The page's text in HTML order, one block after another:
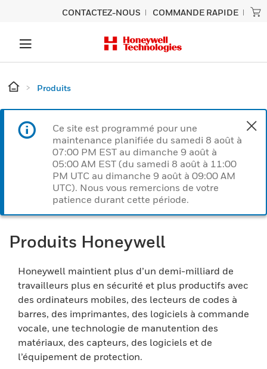
CONTACTEZ-NOUS COMMANDE RAPIDE
Produits
Ce site est programmé pour une
maintenance planifiée du samedi 8 août à
07:00 PM EST au dimanche 9 août à
05:00 AM EST (du samedi 8 août à 11:00
PM UTC au dimanche 9 août à 09:00 AM
UTC). Nous vous remercions de votre
patience durant cette période.
Produits Honeywell
Honeywell maintient plus d’un demi-milliard de
travailleurs plus en sécurité et plus productifs avec
des ordinateurs mobiles, des lecteurs de codes à
barres, des imprimantes, des logiciels à commande
vocale, une technologie de manutention des
matériaux, des capteurs, des logiciels et de
l’équipement de protection.